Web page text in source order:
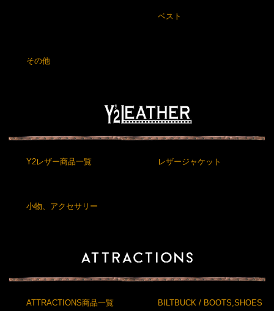
ベスト
その他
Y2レザー商品一覧 レザージャケット
小物、アクセサリー
ATTRACTIONS商品一覧 BILTBUCK / BOOTS,SHOES